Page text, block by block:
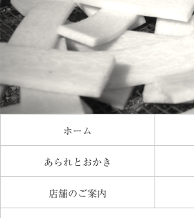
ホーム
あられとおかき
店舗のご案内